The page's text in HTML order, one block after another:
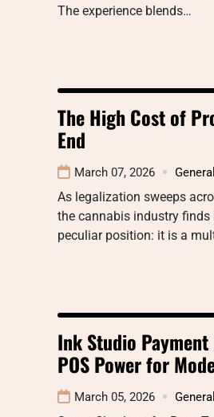
The experience blends…
The High Cost of
End
March 07, 2026
As legalization sweeps
the cannabis industry finds
peculiar position: it is a
Ink Studio Payment
POS Power for
March 05, 2026